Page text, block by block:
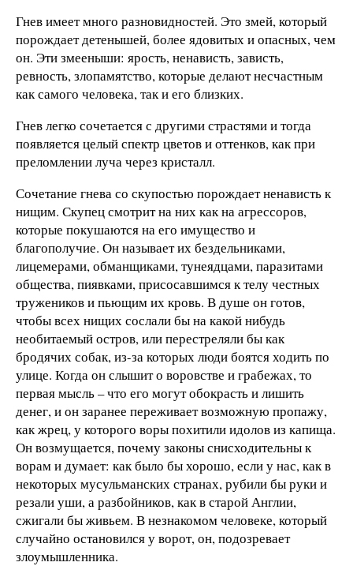
Гнев имеет много разновидностей. Это змей, который
порождает детенышей, более ядовитых и опасных, чем
он. Эти змееныши: ярость, ненависть, зависть,
ревность, злопамятство, которые делают несчастным
как самого человека, так и его близких.
Гнев легко сочетается с другими страстями и тогда
появляется целый спектр цветов и оттенков, как при
преломлении луча через кристалл.
Сочетание гнева со скупостью порождает ненависть к
нищим. Скупец смотрит на них как на агрессоров,
которые покушаются на его имущество и
благополучие. Он называет их бездельниками,
лицемерами, обманщиками, тунеядцами, паразитами
общества, пиявками, присосавшимся к телу честных
тружеников и пьющим их кровь. В душе он готов,
чтобы всех нищих сослали бы на какой нибудь
необитаемый остров, или перестреляли бы как
бродячих собак, из-за которых люди боятся ходить по
улице. Когда он слышит о воровстве и грабежах, то
первая мысль – что его могут обокрасть и лишить
денег, и он заранее переживает возможную пропажу,
как жрец, у которого воры похитили идолов из капища.
Он возмущается, почему законы снисходительны к
ворам и думает: как было бы хорошо, если у нас, как в
некоторых мусульманских странах, рубили бы руки и
резали уши, а разбойников, как в старой Англии,
сжигали бы живьем. В незнакомом человеке, который
случайно остановился у ворот, он, подозревает
злоумышленника.